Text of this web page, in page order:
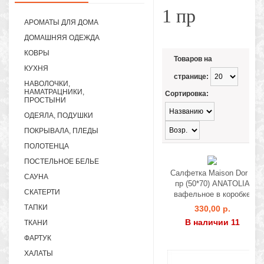
АРОМАТЫ ДЛЯ ДОМА
ДОМАШНЯЯ ОДЕЖДА
КОВРЫ
КУХНЯ
НАВОЛОЧКИ,
НАМАТРАЦНИКИ,
ПРОСТЫНИ
ОДЕЯЛА, ПОДУШКИ
ПОКРЫВАЛА, ПЛЕДЫ
ПОЛОТЕНЦА
ПОСТЕЛЬНОЕ БЕЛЬЕ
САУНА
СКАТЕРТИ
ТАПКИ
ТКАНИ
ФАРТУК
ХАЛАТЫ
1 пр
Товаров на
странице:
Сортировка:
Салфетка Maison Dor 1
пр (50*70) ANATOLIA
вафельное в коробке
330,00 р.
В наличии 11